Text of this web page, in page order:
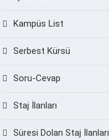
Kampüs List
Serbest Kürsü
Soru-Cevap
Staj İlanları
Süresi Dolan Staj İlanları